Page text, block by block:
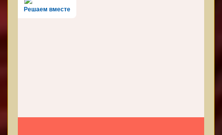
Решаем вместе